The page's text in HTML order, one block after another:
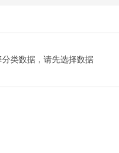
类数据，请先选择数据